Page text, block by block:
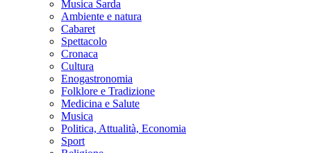
Musica Sarda
Ambiente e natura
Cabaret
Spettacolo
Cronaca
Cultura
Enogastronomia
Folklore e Tradizione
Medicina e Salute
Musica
Politica, Attualità, Economia
Sport